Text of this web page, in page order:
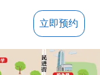
立即预约